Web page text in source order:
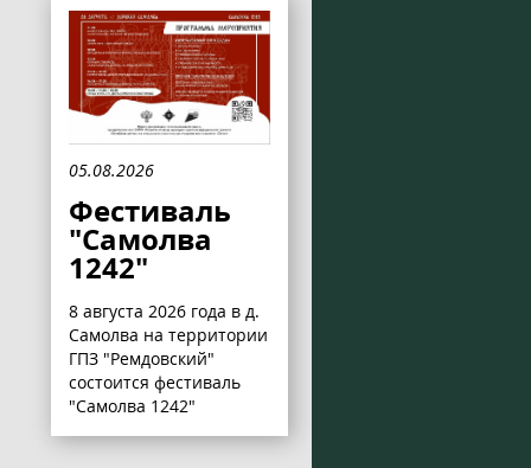
05.08.2026
Фестиваль
"Самолва
1242"
8 августа 2026 года в д.
Самолва на территории
ГПЗ "Ремдовский"
состоится фестиваль
"Самолва 1242"